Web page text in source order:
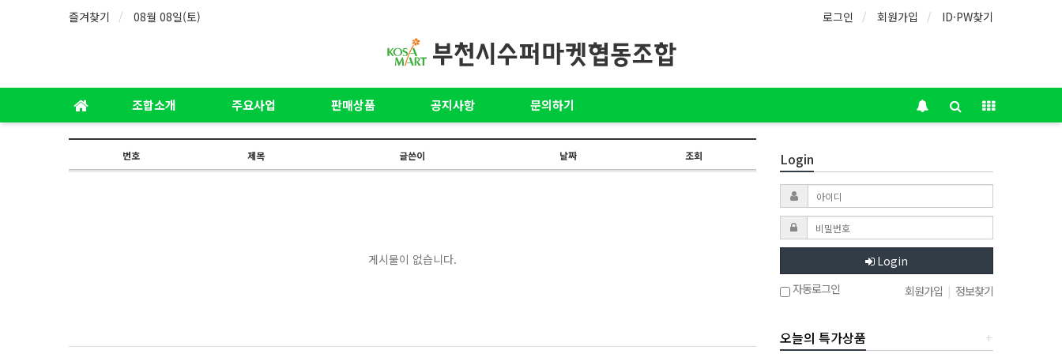
즐겨찾기 08월 08일(토) 로그인 회원가입 ID·PW찾기
조합소개 주요사업 판매상품 공지사항 문의하기
번호 제목 글쓴이 날짜 조회
게시물이 없습니다.
Login
Login
자동로그인
회원가입 | 정보찾기
+
오늘의 특가상품